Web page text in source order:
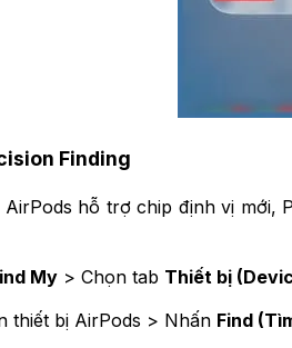
Finding
AirPods hỗ trợ chip định vị mới,
My > Chọn tab Thiết bị
thiết bị AirPods > Nhấn Find